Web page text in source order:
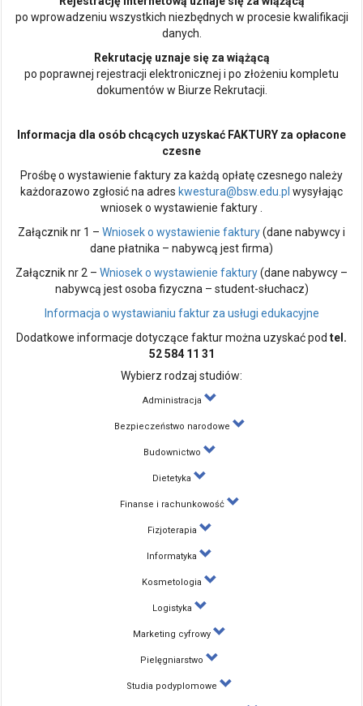
po wprowadzeniu wszystkich niezbędnych w procesie kwalifikacji
danych.
Rekrutację uznaje się za wiążącą
po poprawnej rejestracji elektronicznej i po złożeniu kompletu
dokumentów w Biurze Rekrutacji.
Informacja dla osób chcących uzyskać FAKTURY za opłacone
czesne
Prośbę o wystawienie faktury za każdą opłatę czesnego należy
każdorazowo zgłosić na adres kwestura@bsw.edu.pl wysyłając
wniosek o wystawienie faktury .
Załącznik nr 1 – Wniosek o wystawienie faktury(dane nabywcy i
dane płatnika – nabywcą jest firma)
Załącznik nr 2 – Wniosek o wystawienie faktury(dane nabywcy –
nabywcą jest osoba fizyczna – student-słuchacz)
Informacja o wystawianiu faktur za usługi edukacyjne
Dodatkowe informacje dotyczące faktur można uzyskać pod tel.
52 584 11 31
Wybierz rodzaj studiów:
Administracja
Bezpieczeństwo narodowe
Budownictwo
Dietetyka
Finanse i rachunkowość
Fizjoterapia
Informatyka
Kosmetologia
Logistyka
Marketing cyfrowy
Pielęgniarstwo
Studia podyplomowe